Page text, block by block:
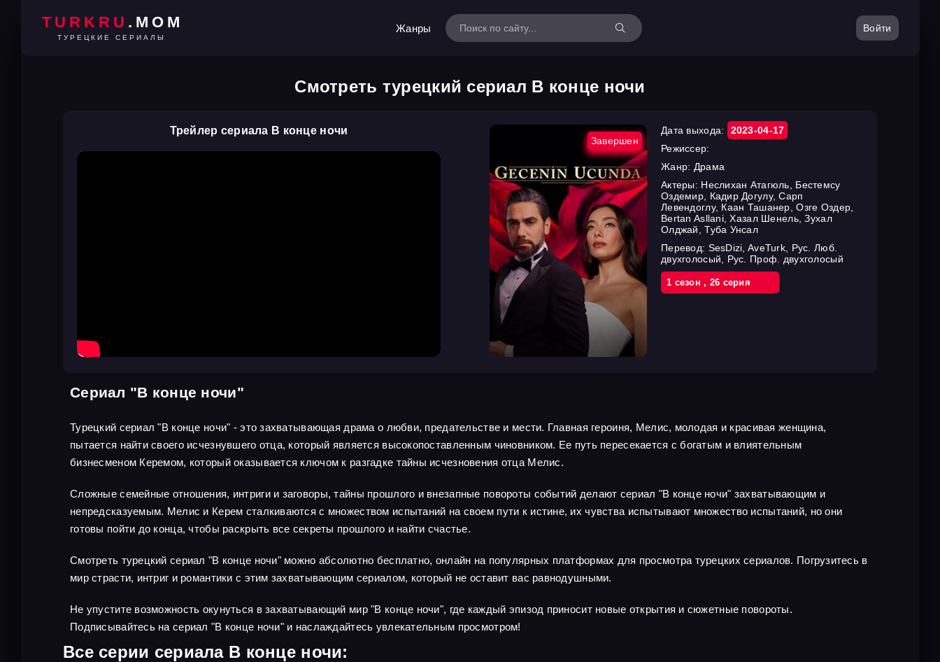
TURKRU .MOM
ТУРЕЦКИЕ СЕРИАЛЫ
Жанры Войти
Смотреть турецкий сериал В конце ночи
Трейлер сериала В конце ночи
Завершен
Дата выхода:
2023-04-17
Режиссер:
Жанр: Драма
Актеры: Неслихан Атагюль, Бестемсу
Оздемир, Кадир Догулу, Сарп
Левендоглу, Каан Ташанер, Озге Оздер,
Bertan Asllani, Хазал Шенель, Зухал
Олджай, Туба Унсал
Перевод: SesDizi, AveTurk, Рус. Люб.
двухголосый, Рус. Проф. двухголосый
1 cезон, 26 cерия
Сериал "В конце ночи"
Турецкий сериал "В конце ночи" - это захватывающая драма о любви, предательстве и мести. Главная героиня, Мелис, молодая и красивая женщина,
пытается найти своего исчезнувшего отца, который является высокопоставленным чиновником. Ее путь пересекается с богатым и влиятельным
бизнесменом Керемом, который оказывается ключом к разгадке тайны исчезновения отца Мелис.
Сложные семейные отношения, интриги и заговоры, тайны прошлого и внезапные повороты событий делают сериал "В конце ночи" захватывающим и
непредсказуемым. Мелис и Керем сталкиваются с множеством испытаний на своем пути к истине, их чувства испытывают множество испытаний, но они
готовы пойти до конца, чтобы раскрыть все секреты прошлого и найти счастье.
Смотреть турецкий сериал "В конце ночи" можно абсолютно бесплатно, онлайн на популярных платформах для просмотра турецких сериалов. Погрузитесь в
мир страсти, интриг и романтики с этим захватывающим сериалом, который не оставит вас равнодушными.
Не упустите возможность окунуться в захватывающий мир "В конце ночи", где каждый эпизод приносит новые открытия и сюжетные повороты.
Подписывайтесь на сериал "В конце ночи" и наслаждайтесь увлекательным просмотром!
Все серии сериала В конце ночи: